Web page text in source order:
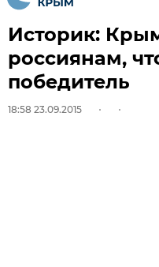
Историк:
россиянам,
победитель
18:58 23.09.2015